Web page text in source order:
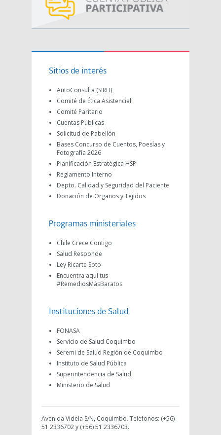
Sitios de interés
AutoConsulta (SIRH)
Comité de Ética Asistencial
Comité Paritario
Cuentas Públicas
Solicitud de Pabellón
Bases Concurso de Cuentos, Poesías y
Fotografía 2026
Planificación Estratégica HSP
Reglamento Interno
Depto. Calidad y Seguridad del Paciente
Donación de Órganos y Tejidos
Programas ministeriales
Chile Crece Contigo
Salud Responde
Ley Ricarte Soto
Encuentra aquí tus
#RemediosMásBaratos
Instituciones de Salud
FONASA
Servicio de Salud Coquimbo
Seremi de Salud Región de Coquimbo
Instituto de Salud Pública
Superintendencia de Salud
Ministerio de Salud
Avenida Videla S/N, Coquimbo. Teléfonos: (+56)
51 2336702 y (+56) 51 2336703.